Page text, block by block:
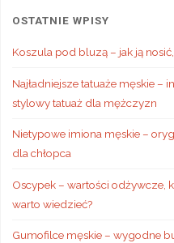
OSTATNIE WPISY
Koszula pod bluzą – jak ją
Najładniejsze tatuaże męskie –
stylowy tatuaż dla mężczyzn
Nietypowe imiona męskie –
dla chłopca
Oscypek – wartości odżywcze,
warto wiedzieć?
Gumofilce męskie – wygodne